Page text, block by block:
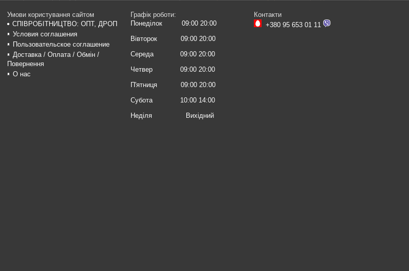
Умови користування сайтом
СПІВРОБІТНИЦТВО: ОПТ, ДРОП
Условия соглашения
Пользовательское соглашение
Доставка / Оплата / Обмін /
Повернення
О нас
Графік роботи:
Понеділок
09:00 20:00
Вівторок
09:00 20:00
Середа
09:00 20:00
Четвер
09:00 20:00
П'ятниця
09:00 20:00
Субота
10:00 14:00
Неділя
Вихідний
Контакти
+380 95 653 01 11